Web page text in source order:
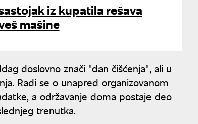
iz kupatila rešava
mašine
doslovno znači "dan čišćenja", ali u
Radi se o unapred organizovanom
a održavanje doma postaje deo
trenutka.